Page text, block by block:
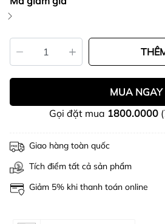
MUA NGAY
Gọi đặt mua 1800.0000
Giao hàng toàn quốc
Tích điểm tất cả sản phẩm
Giảm 5% khi thanh toán online